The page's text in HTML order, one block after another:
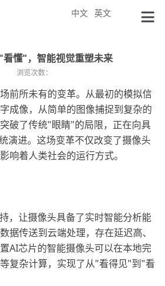
英文
中文
懂"，智能视觉重塑未来
浏览次数：
前所未有的变革。从最初的模拟信
成像，从简单的图像捕捉到复杂的
破了传统"眼睛"的局限，正在向具
演进。这场变革不仅改变了摄像头
响着人类社会的运行方式。
，让摄像头具备了实时智能分析能
据传送到云端处理，存在延迟高、
AI芯片的智能摄像头可以在本地完
复杂计算，实现了从"看得见"到 "看